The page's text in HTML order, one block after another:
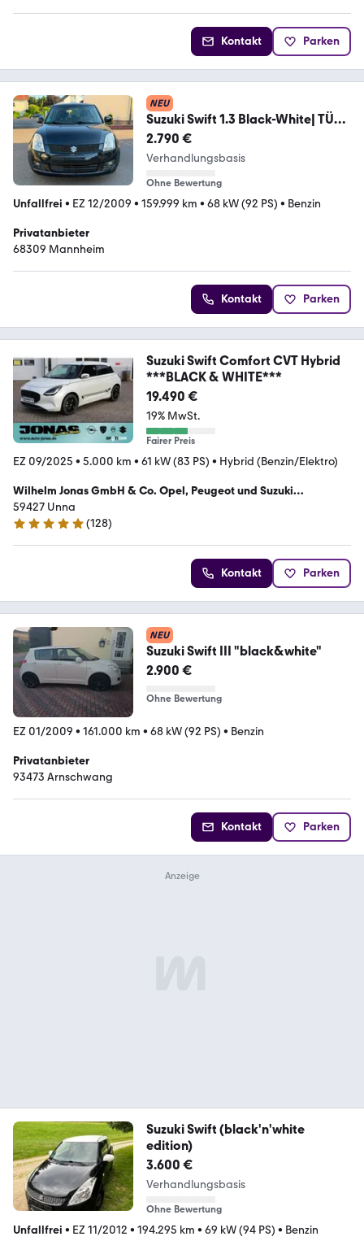
Kontakt Parken
NEU
Suzuki Swift 1.3 Black-White| TÜV
2028| Keyless| Navi|
2.790 €
Verhandlungsbasis
Ohne Bewertung
Unfallfrei • EZ 12/2009 • 159.999 km • 68 kW (92 PS) • Benzin
Privatanbieter
68309 Mannheim
Kontakt Parken
Suzuki Swift Comfort CVT Hybrid
***BLACK & WHITE***
19.490 €
19% MwSt.
Fairer Preis
EZ 09/2025 • 5.000 km • 61 kW (83 PS) • Hybrid (Benzin/Elektro)
Wilhelm Jonas GmbH & Co. Opel, Peugeot und Suzuki
Vertraghändler
59427 Unna
4.8 Sterne
(128)
Kontakt Parken
NEU
Suzuki Swift III "black&white"
2.900 €
Ohne Bewertung
EZ 01/2009 • 161.000 km • 68 kW (92 PS) • Benzin
Privatanbieter
93473 Arnschwang
Kontakt Parken
Suzuki Swift (black'n'white
edition)
3.600 €
Verhandlungsbasis
Ohne Bewertung
Unfallfrei • EZ 11/2012 • 194.295 km • 69 kW (94 PS) • Benzin